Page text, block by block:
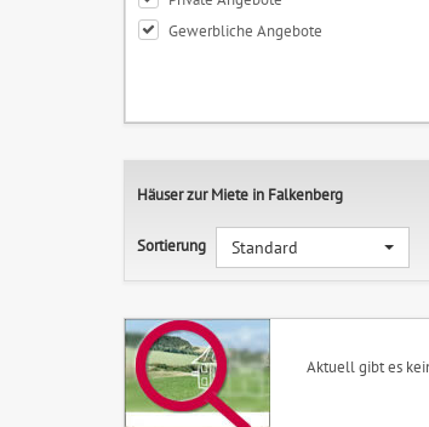
Gewerbliche Angebote
Häuser zur Miete in Falkenberg
Sortierung Standard
Aktuell gibt es